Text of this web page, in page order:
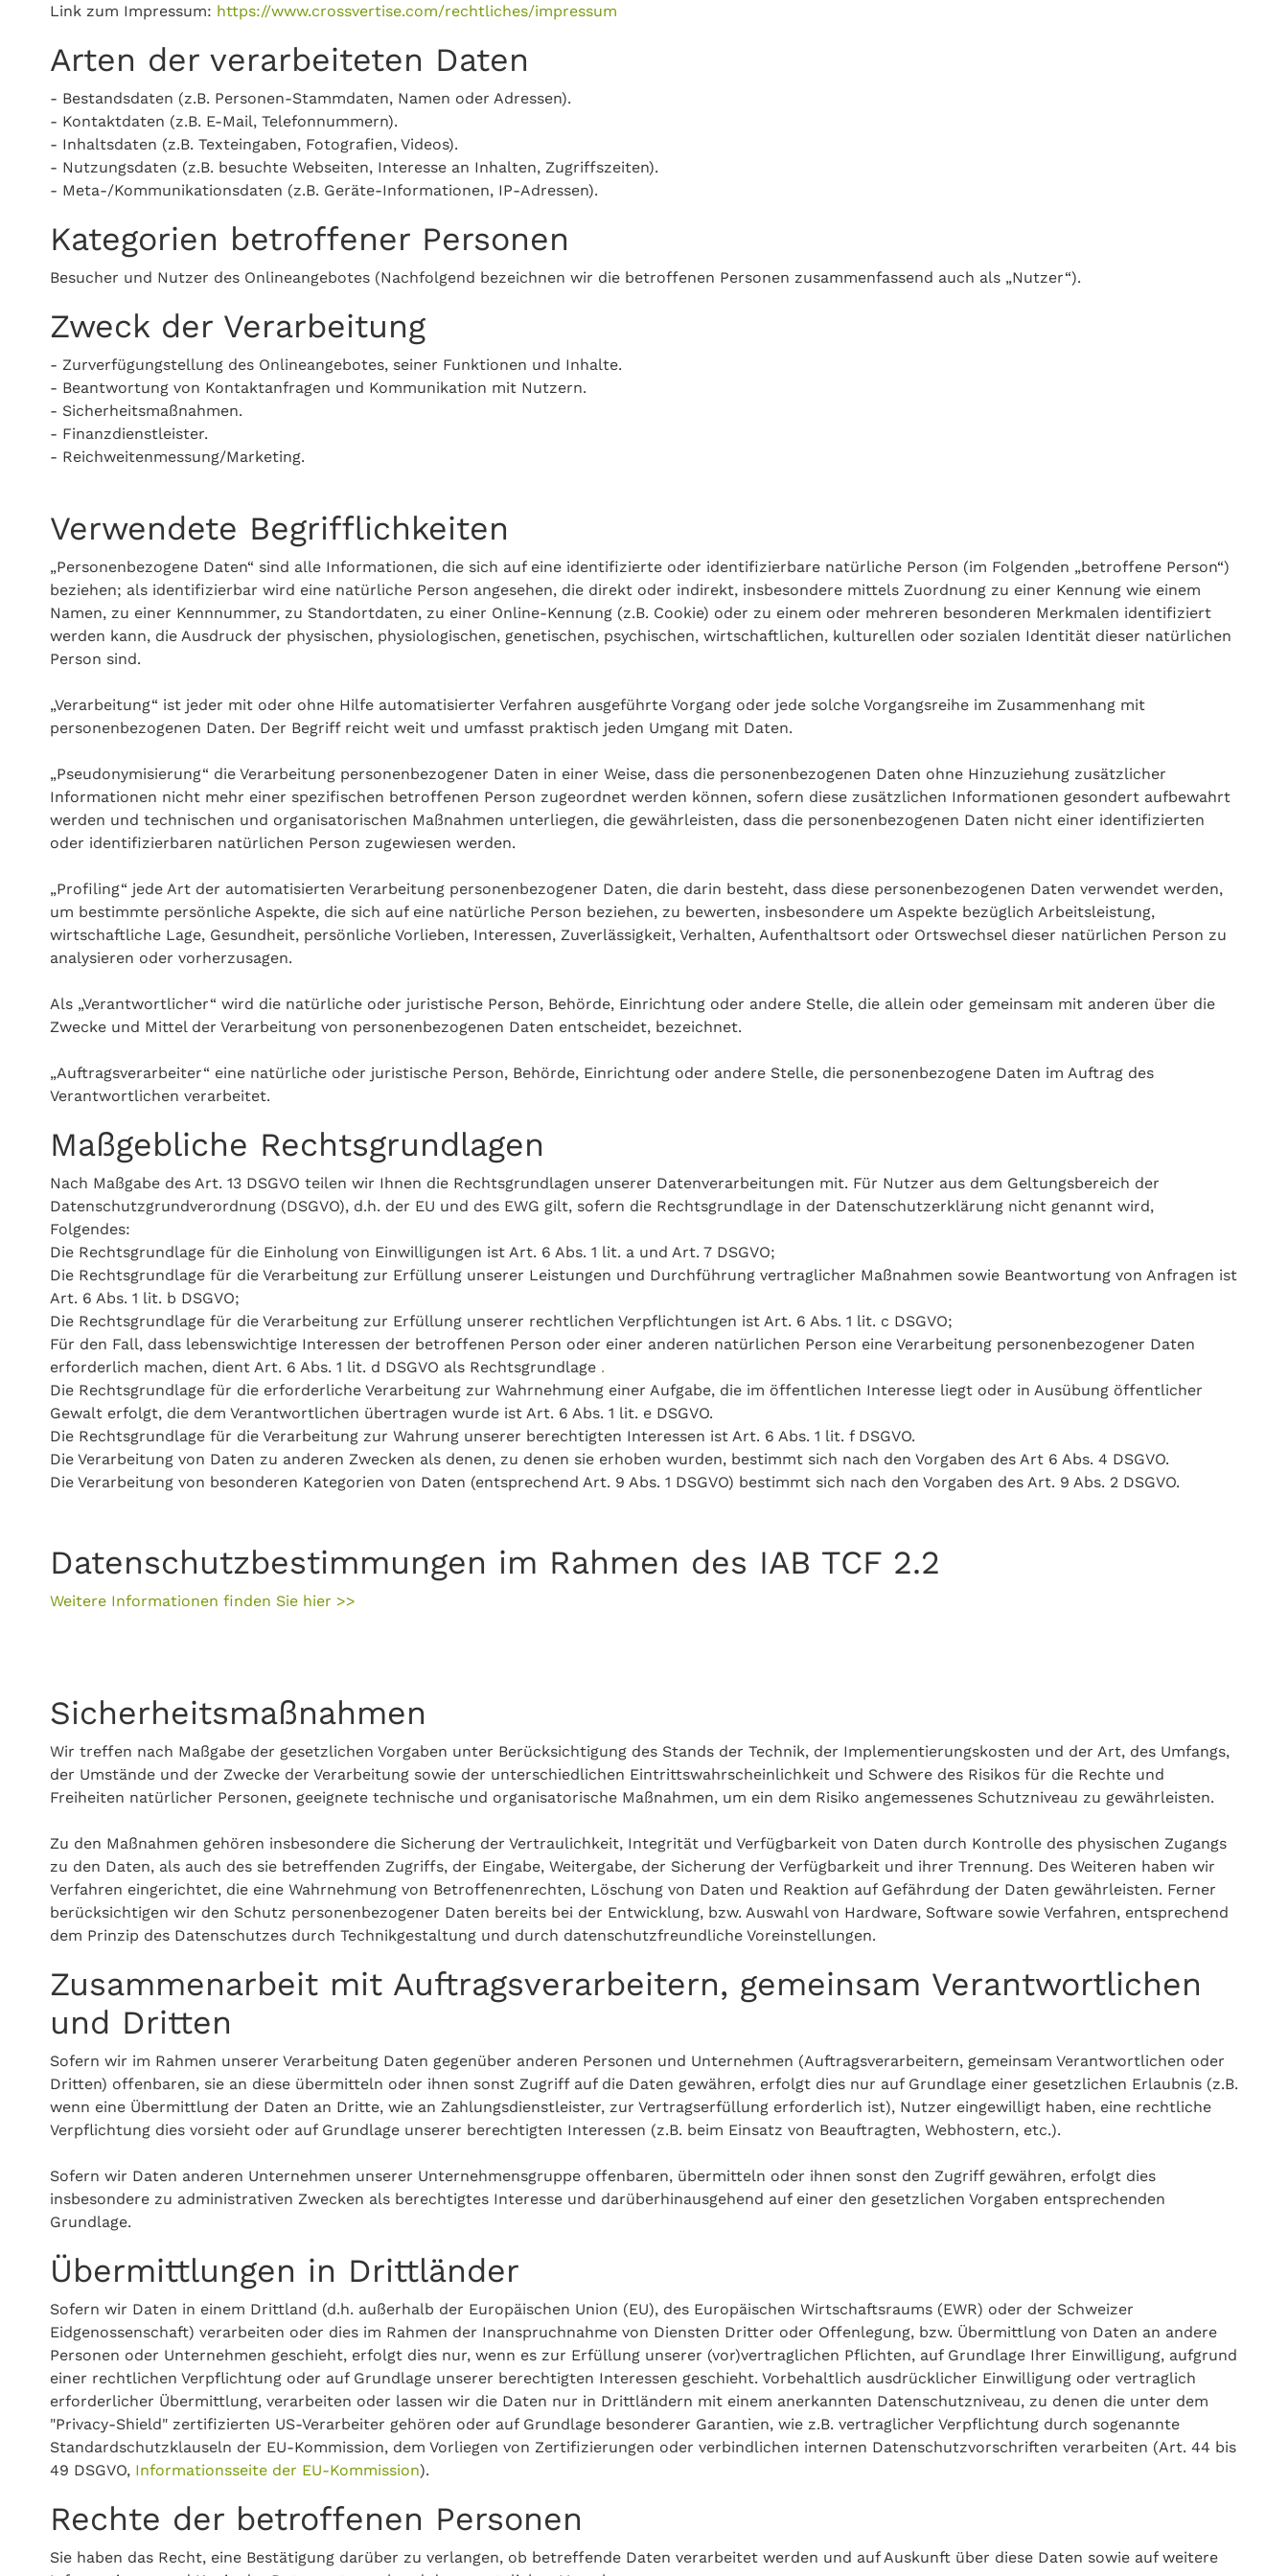
Link zum Impressum: https://www.crossvertise.com/rechtliches/impressum
Arten der verarbeiteten Daten
- Bestandsdaten (z.B. Personen-Stammdaten, Namen oder Adressen).
- Kontaktdaten (z.B. E-Mail, Telefonnummern).
- Inhaltsdaten (z.B. Texteingaben, Fotografien, Videos).
- Nutzungsdaten (z.B. besuchte Webseiten, Interesse an Inhalten, Zugriffszeiten).
- Meta-/Kommunikationsdaten (z.B. Geräte-Informationen, IP-Adressen).
Kategorien betroffener Personen
Besucher und Nutzer des Onlineangebotes (Nachfolgend bezeichnen wir die betroffenen Personen zusammenfassend auch als „Nutzer“).
Zweck der Verarbeitung
- Zurverfügungstellung des Onlineangebotes, seiner Funktionen und Inhalte.
- Beantwortung von Kontaktanfragen und Kommunikation mit Nutzern.
- Sicherheitsmaßnahmen.
- Finanzdienstleister.
- Reichweitenmessung/Marketing.
Verwendete Begrifflichkeiten
„Personenbezogene Daten“ sind alle Informationen, die sich auf eine identifizierte oder identifizierbare natürliche Person (im Folgenden „betroffene Person“)
beziehen; als identifizierbar wird eine natürliche Person angesehen, die direkt oder indirekt, insbesondere mittels Zuordnung zu einer Kennung wie einem
Namen, zu einer Kennnummer, zu Standortdaten, zu einer Online-Kennung (z.B. Cookie) oder zu einem oder mehreren besonderen Merkmalen identifiziert
werden kann, die Ausdruck der physischen, physiologischen, genetischen, psychischen, wirtschaftlichen, kulturellen oder sozialen Identität dieser natürlichen
Person sind.
„Verarbeitung“ ist jeder mit oder ohne Hilfe automatisierter Verfahren ausgeführte Vorgang oder jede solche Vorgangsreihe im Zusammenhang mit
personenbezogenen Daten. Der Begriff reicht weit und umfasst praktisch jeden Umgang mit Daten.
„Pseudonymisierung“ die Verarbeitung personenbezogener Daten in einer Weise, dass die personenbezogenen Daten ohne Hinzuziehung zusätzlicher
Informationen nicht mehr einer spezifischen betroffenen Person zugeordnet werden können, sofern diese zusätzlichen Informationen gesondert aufbewahrt
werden und technischen und organisatorischen Maßnahmen unterliegen, die gewährleisten, dass die personenbezogenen Daten nicht einer identifizierten
oder identifizierbaren natürlichen Person zugewiesen werden.
„Profiling“ jede Art der automatisierten Verarbeitung personenbezogener Daten, die darin besteht, dass diese personenbezogenen Daten verwendet werden,
um bestimmte persönliche Aspekte, die sich auf eine natürliche Person beziehen, zu bewerten, insbesondere um Aspekte bezüglich Arbeitsleistung,
wirtschaftliche Lage, Gesundheit, persönliche Vorlieben, Interessen, Zuverlässigkeit, Verhalten, Aufenthaltsort oder Ortswechsel dieser natürlichen Person zu
analysieren oder vorherzusagen.
Als „Verantwortlicher“ wird die natürliche oder juristische Person, Behörde, Einrichtung oder andere Stelle, die allein oder gemeinsam mit anderen über die
Zwecke und Mittel der Verarbeitung von personenbezogenen Daten entscheidet, bezeichnet.
„Auftragsverarbeiter“ eine natürliche oder juristische Person, Behörde, Einrichtung oder andere Stelle, die personenbezogene Daten im Auftrag des
Verantwortlichen verarbeitet.
Maßgebliche Rechtsgrundlagen
Nach Maßgabe des Art. 13 DSGVO teilen wir Ihnen die Rechtsgrundlagen unserer Datenverarbeitungen mit. Für Nutzer aus dem Geltungsbereich der
Datenschutzgrundverordnung (DSGVO), d.h. der EU und des EWG gilt, sofern die Rechtsgrundlage in der Datenschutzerklärung nicht genannt wird,
Folgendes:
Die Rechtsgrundlage für die Einholung von Einwilligungen ist Art. 6 Abs. 1 lit. a und Art. 7 DSGVO;
Die Rechtsgrundlage für die Verarbeitung zur Erfüllung unserer Leistungen und Durchführung vertraglicher Maßnahmen sowie Beantwortung von Anfragen ist
Art. 6 Abs. 1 lit. b DSGVO;
Die Rechtsgrundlage für die Verarbeitung zur Erfüllung unserer rechtlichen Verpflichtungen ist Art. 6 Abs. 1 lit. c DSGVO;
Für den Fall, dass lebenswichtige Interessen der betroffenen Person oder einer anderen natürlichen Person eine Verarbeitung personenbezogener Daten
erforderlich machen, dient Art. 6 Abs. 1 lit. d DSGVO als Rechtsgrundlage .
Die Rechtsgrundlage für die erforderliche Verarbeitung zur Wahrnehmung einer Aufgabe, die im öffentlichen Interesse liegt oder in Ausübung öffentlicher
Gewalt erfolgt, die dem Verantwortlichen übertragen wurde ist Art. 6 Abs. 1 lit. e DSGVO.
Die Rechtsgrundlage für die Verarbeitung zur Wahrung unserer berechtigten Interessen ist Art. 6 Abs. 1 lit. f DSGVO.
Die Verarbeitung von Daten zu anderen Zwecken als denen, zu denen sie erhoben wurden, bestimmt sich nach den Vorgaben des Art 6 Abs. 4 DSGVO.
Die Verarbeitung von besonderen Kategorien von Daten (entsprechend Art. 9 Abs. 1 DSGVO) bestimmt sich nach den Vorgaben des Art. 9 Abs. 2 DSGVO.
Datenschutzbestimmungen im Rahmen des IAB TCF 2.2
Weitere Informationen finden Sie hier >>
Sicherheitsmaßnahmen
Wir treffen nach Maßgabe der gesetzlichen Vorgaben unter Berücksichtigung des Stands der Technik, der Implementierungskosten und der Art, des Umfangs,
der Umstände und der Zwecke der Verarbeitung sowie der unterschiedlichen Eintrittswahrscheinlichkeit und Schwere des Risikos für die Rechte und
Freiheiten natürlicher Personen, geeignete technische und organisatorische Maßnahmen, um ein dem Risiko angemessenes Schutzniveau zu gewährleisten.
Zu den Maßnahmen gehören insbesondere die Sicherung der Vertraulichkeit, Integrität und Verfügbarkeit von Daten durch Kontrolle des physischen Zugangs
zu den Daten, als auch des sie betreffenden Zugriffs, der Eingabe, Weitergabe, der Sicherung der Verfügbarkeit und ihrer Trennung. Des Weiteren haben wir
Verfahren eingerichtet, die eine Wahrnehmung von Betroffenenrechten, Löschung von Daten und Reaktion auf Gefährdung der Daten gewährleisten. Ferner
berücksichtigen wir den Schutz personenbezogener Daten bereits bei der Entwicklung, bzw. Auswahl von Hardware, Software sowie Verfahren, entsprechend
dem Prinzip des Datenschutzes durch Technikgestaltung und durch datenschutzfreundliche Voreinstellungen.
Zusammenarbeit mit Auftragsverarbeitern, gemeinsam Verantwortlichen
und Dritten
Sofern wir im Rahmen unserer Verarbeitung Daten gegenüber anderen Personen und Unternehmen (Auftragsverarbeitern, gemeinsam Verantwortlichen oder
Dritten) offenbaren, sie an diese übermitteln oder ihnen sonst Zugriff auf die Daten gewähren, erfolgt dies nur auf Grundlage einer gesetzlichen Erlaubnis (z.B.
wenn eine Übermittlung der Daten an Dritte, wie an Zahlungsdienstleister, zur Vertragserfüllung erforderlich ist), Nutzer eingewilligt haben, eine rechtliche
Verpflichtung dies vorsieht oder auf Grundlage unserer berechtigten Interessen (z.B. beim Einsatz von Beauftragten, Webhostern, etc.).
Sofern wir Daten anderen Unternehmen unserer Unternehmensgruppe offenbaren, übermitteln oder ihnen sonst den Zugriff gewähren, erfolgt dies
insbesondere zu administrativen Zwecken als berechtigtes Interesse und darüberhinausgehend auf einer den gesetzlichen Vorgaben entsprechenden
Grundlage.
Übermittlungen in Drittländer
Sofern wir Daten in einem Drittland (d.h. außerhalb der Europäischen Union (EU), des Europäischen Wirtschaftsraums (EWR) oder der Schweizer
Eidgenossenschaft) verarbeiten oder dies im Rahmen der Inanspruchnahme von Diensten Dritter oder Offenlegung, bzw. Übermittlung von Daten an andere
Personen oder Unternehmen geschieht, erfolgt dies nur, wenn es zur Erfüllung unserer (vor)vertraglichen Pflichten, auf Grundlage Ihrer Einwilligung, aufgrund
einer rechtlichen Verpflichtung oder auf Grundlage unserer berechtigten Interessen geschieht. Vorbehaltlich ausdrücklicher Einwilligung oder vertraglich
erforderlicher Übermittlung, verarbeiten oder lassen wir die Daten nur in Drittländern mit einem anerkannten Datenschutzniveau, zu denen die unter dem
"Privacy-Shield" zertifizierten US-Verarbeiter gehören oder auf Grundlage besonderer Garantien, wie z.B. vertraglicher Verpflichtung durch sogenannte
Standardschutzklauseln der EU-Kommission, dem Vorliegen von Zertifizierungen oder verbindlichen internen Datenschutzvorschriften verarbeiten (Art. 44 bis
49 DSGVO, Informationsseite der EU-Kommission).
Rechte der betroffenen Personen
Sie haben das Recht, eine Bestätigung darüber zu verlangen, ob betreffende Daten verarbeitet werden und auf Auskunft über diese Daten sowie auf weitere